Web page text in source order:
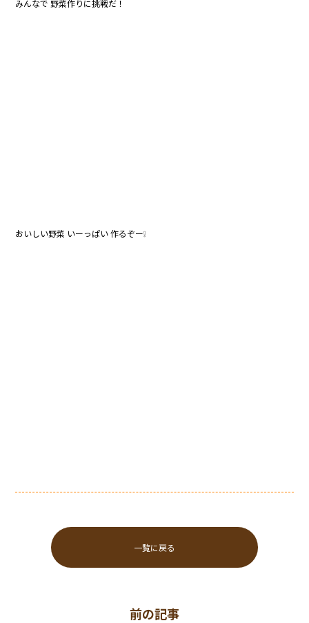
みんなで 野菜作りに挑戦だ！
おいしい野菜 いーっぱい 作るぞー❕
一覧に戻る
前の記事